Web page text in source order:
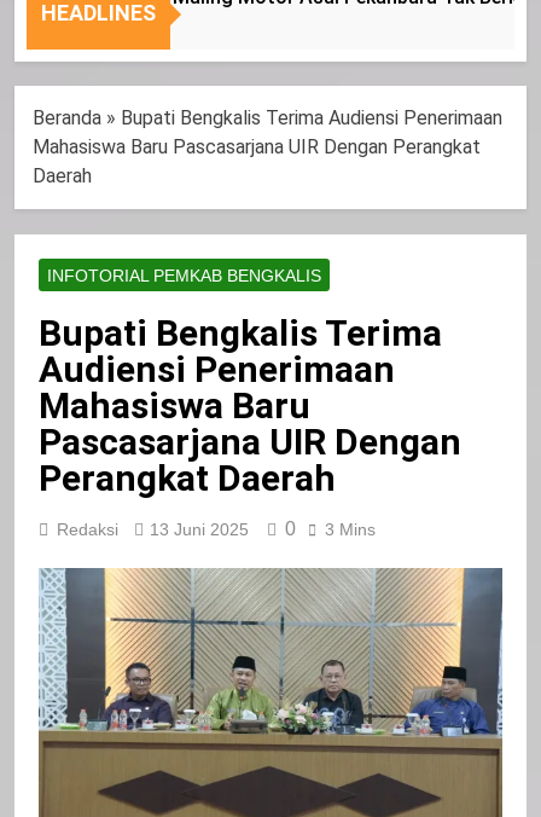
Nasional
Tepat
HEADLINES
Beranda » Bupati Bengkalis Terima Audiensi Penerimaan
Mahasiswa Baru Pascasarjana UIR Dengan Perangkat
Daerah
INFOTORIAL PEMKAB BENGKALIS
Bupati Bengkalis Terima
Audiensi Penerimaan
Mahasiswa Baru
Pascasarjana UIR Dengan
Perangkat Daerah
Redaksi 13 Juni 2025 0 3 Mins